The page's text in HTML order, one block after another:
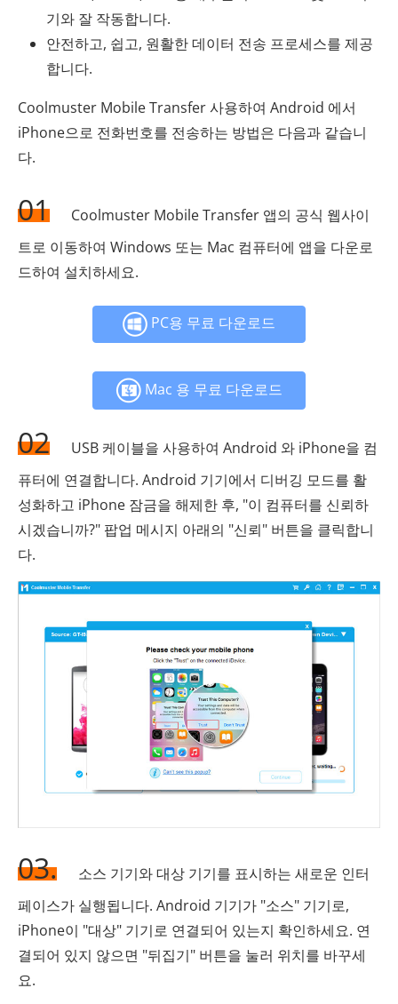
기와 잘 작동합니다.
안전하고, 쉽고, 원활한 데이터 전송 프로세스를 제공
합니다.
Coolmuster Mobile Transfer 사용하여 Android 에서
iPhone으로 전화번호를 전송하는 방법은 다음과 같습니
다.
01
Coolmuster Mobile Transfer 앱의 공식 웹사이
트로 이동하여 Windows 또는 Mac 컴퓨터에 앱을 다운로
드하여 설치하세요.
PC용 무료 다운로드
Mac 용 무료 다운로드
02
USB 케이블을 사용하여 Android 와 iPhone을 컴
퓨터에 연결합니다. Android 기기에서 디버깅 모드를 활
성화하고 iPhone 잠금을 해제한 후, "이 컴퓨터를 신뢰하
시겠습니까?" 팝업 메시지 아래의 "신뢰" 버튼을 클릭합니
다.
03.
소스 기기와 대상 기기를 표시하는 새로운 인터
페이스가 실행됩니다. Android 기기가 "소스" 기기로,
iPhone이 "대상" 기기로 연결되어 있는지 확인하세요. 연
결되어 있지 않으면 "뒤집기" 버튼을 눌러 위치를 바꾸세
요.